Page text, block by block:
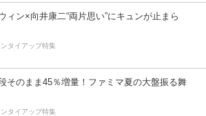
ィン×向井康二“両片思い”にキュンが止まら
タイアップ特集
そのまま45％増量！ファミマ夏の大盤振る舞
タイアップ特集